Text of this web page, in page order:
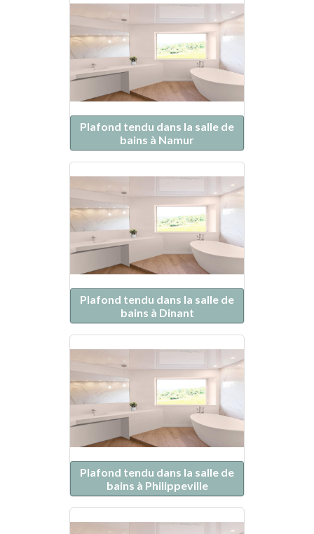
Plafond tendu dans la salle de
bains à Namur
Plafond tendu dans la salle de
bains à Dinant
Plafond tendu dans la salle de
bains à Philippeville